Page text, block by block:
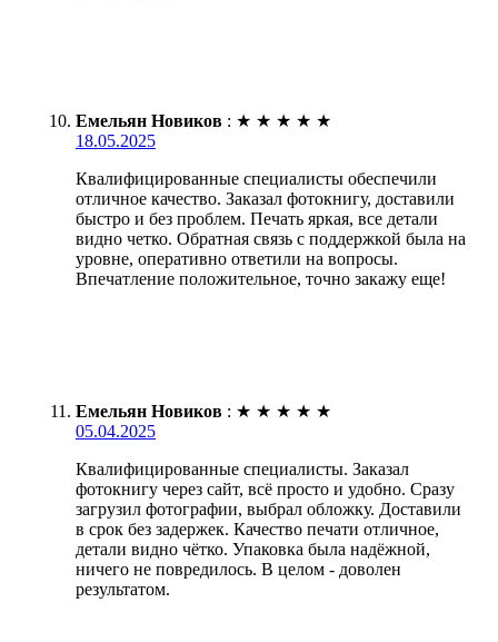
Емельян Новиков : ★ ★ ★ ★ ★
18.05.2025
Квалифицированные специалисты обеспечили
отличное качество. Заказал фотокнигу, доставили
быстро и без проблем. Печать яркая, все детали
видно четко. Обратная связь с поддержкой была на
уровне, оперативно ответили на вопросы.
Впечатление положительное, точно закажу еще!
Емельян Новиков : ★ ★ ★ ★ ★
05.04.2025
Квалифицированные специалисты. Заказал
фотокнигу через сайт, всё просто и удобно. Сразу
загрузил фотографии, выбрал обложку. Доставили
в срок без задержек. Качество печати отличное,
детали видно чётко. Упаковка была надёжной,
ничего не повредилось. В целом - доволен
результатом.